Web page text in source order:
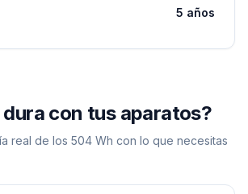
5 años
con tus aparatos?
real de los 504 Wh con lo que necesitas